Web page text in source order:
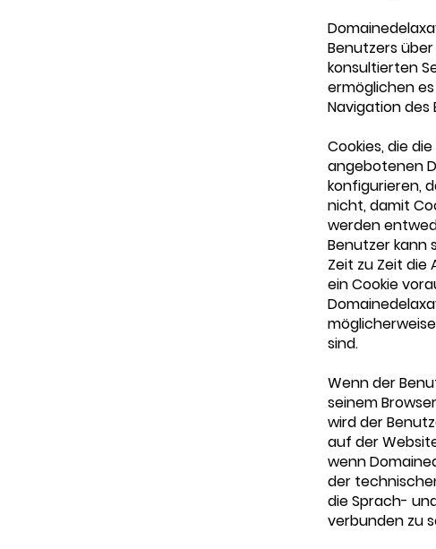
Benutzers
konsultierten
ermöglichen
Navigation des
Cookies, die
angebotenen
konfigurieren,
nicht, damit
werden
Benutzer kann
Zeit zu Zeit die
ein Cookie
sind.
Wenn der
seinem
wird der
auf der
wenn
der
die Sprach-
verbunden zu